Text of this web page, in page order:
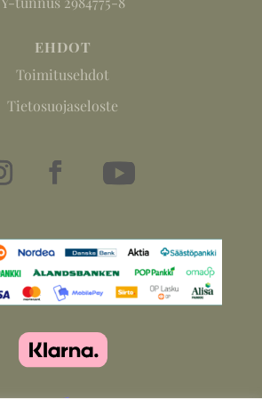
EHDOT
Toimitusehdot
Tietosuojaseloste